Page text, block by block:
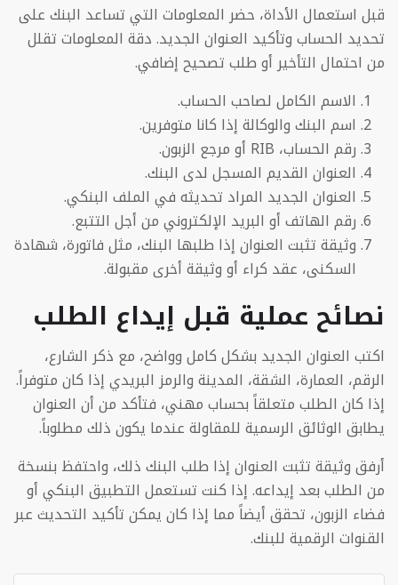
قبل استعمال الأداة، حضر المعلومات التي تساعد البنك على
تحديد الحساب وتأكيد العنوان الجديد. دقة المعلومات تقلل
من احتمال التأخير أو طلب تصحيح إضافي.
الاسم الكامل لصاحب الحساب.
اسم البنك والوكالة إذا كانا متوفرين.
رقم الحساب، RIB أو مرجع الزبون.
العنوان القديم المسجل لدى البنك.
العنوان الجديد المراد تحديثه في الملف البنكي.
رقم الهاتف أو البريد الإلكتروني من أجل التتبع.
وثيقة تثبت العنوان إذا طلبها البنك، مثل فاتورة، شهادة
السكنى، عقد كراء أو وثيقة أخرى مقبولة.
نصائح عملية قبل إيداع الطلب
اكتب العنوان الجديد بشكل كامل وواضح، مع ذكر الشارع،
الرقم، العمارة، الشقة، المدينة والرمز البريدي إذا كان متوفراً.
إذا كان الطلب متعلقاً بحساب مهني، فتأكد من أن العنوان
يطابق الوثائق الرسمية للمقاولة عندما يكون ذلك مطلوباً.
أرفق وثيقة تثبت العنوان إذا طلب البنك ذلك، واحتفظ بنسخة
من الطلب بعد إيداعه. إذا كنت تستعمل التطبيق البنكي أو
فضاء الزبون، تحقق أيضاً مما إذا كان يمكن تأكيد التحديث عبر
القنوات الرقمية للبنك.